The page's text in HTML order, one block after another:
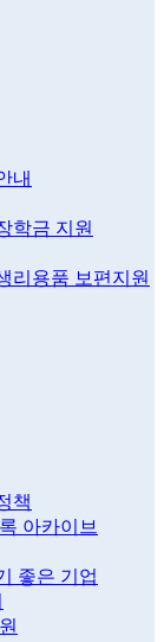
내
학금 지원
리용품 보편지원
책
아카이브
좋은 기업